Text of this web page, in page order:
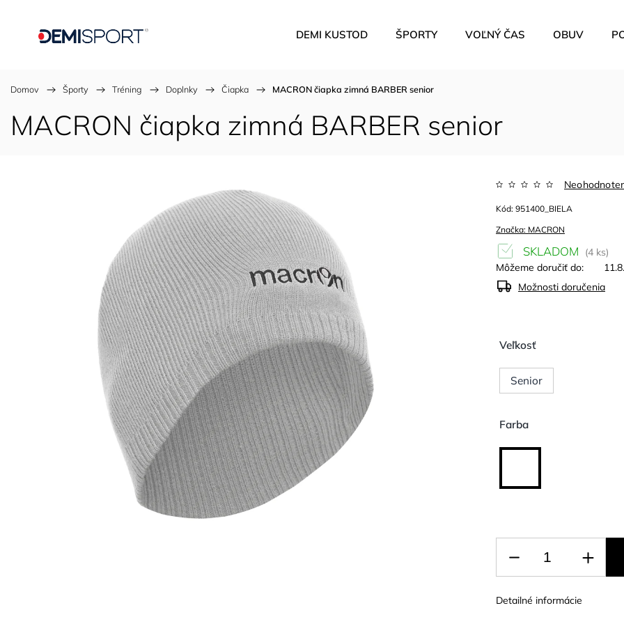
DEMI KUSTOD ŠPORTY VOĽNÝ ČAS OBUV
Domov / Športy / Tréning / Doplnky / Čiapka / MACRON čiapka zimná BARBER senior
MACRON čiapka zimná BARBER senior
Značka: MACRON
Kód: 951400_BIELA
Veľkosť
Senior
Farba
SKLADOM
(4 ks)
Môžeme doručiť do:
Možnosti doručenia
Detailné informácie